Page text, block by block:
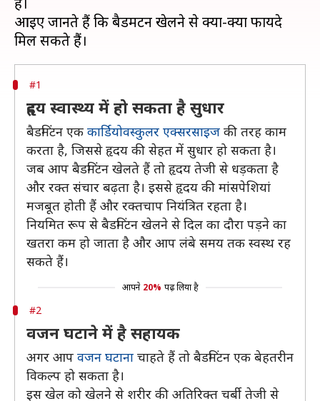
आइए जानते हैं कि बैडमिंटन खेलने से क्या-क्या फायदे
#1
हृदय स्वास्थ्य में हो सकता है सुधार
बैडमिंटन एक कार्डियोवस्कुलर एक्सरसाइज की तरह काम
करता है, जिससे हृदय की सेहत में सुधार हो सकता है।
जब आप बैडमिंटन खेलते हैं तो हृदय तेजी से धड़कता है
और रक्त संचार बढ़ता है। इससे हृदय की मांसपेशियां
मजबूत होती हैं और रक्तचाप नियंत्रित रहता है।
नियमित रूप से बैडमिंटन खेलने से दिल का दौरा पड़ने का
खतरा कम हो जाता है और आप लंबे समय तक स्वस्थ रह
सकते हैं।
आपने 20% पढ़ लिया है
#2
वजन घटाने में है सहायक
अगर आप वजन घटाना चाहते हैं तो बैडमिंटन एक बेहतरीन
विकल्प हो सकता है।
इस खेल को खेलने से शरीर की अतिरिक्त चर्बी तेजी से